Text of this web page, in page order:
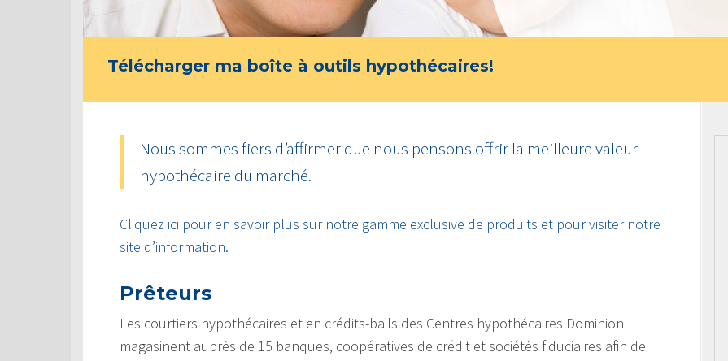
Télécharger ma boîte à outils hypothécaires!
Nous sommes fiers d’affirmer que nous pensons offrir la meilleure valeur
hypothécaire du marché.
Cliquez ici pour en savoir plus sur notre gamme exclusive de produits et pour visiter notre
site d’information.
Prêteurs
Les courtiers hypothécaires et en crédits-bails des Centres hypothécaires Dominion
magasinent auprès de 15 banques, coopératives de crédit et sociétés fiduciaires afin de